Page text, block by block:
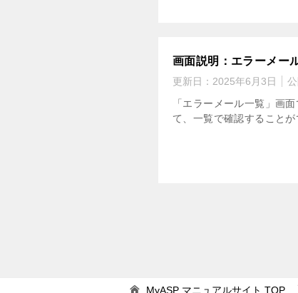
画面説明：エラーメー
更新日： 2025年6月3日
「エラーメール一覧」画
て、一覧で確認すること
MyASP マニュアルサイト TOP